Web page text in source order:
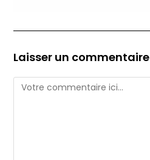
Laisser un commentaire
Comment